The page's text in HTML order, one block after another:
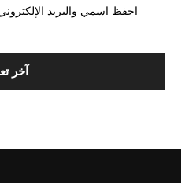
احفظ اسمي والبريد